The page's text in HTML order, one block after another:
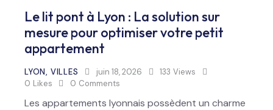
Le lit pont à Lyon : La solution sur
mesure pour optimiser votre petit
appartement
LYON, VILLES juin 18, 2026 133 Views
0 Likes 0 Comments
Les appartements lyonnais possèdent un charme